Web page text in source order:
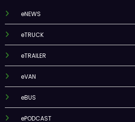
eNEWS
eTRUCK
eTRAILER
eVAN
eBUS
ePODCAST